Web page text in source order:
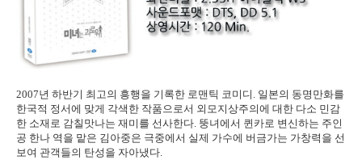
2007년 하반기 최고의 흥행을 기록한 로맨틱 코미디. 일본의 동명만화를
한국적 정서에 맞게 각색한 작품으로서 외모지상주의에 대한 다소 민감
한 소재로 감칠맛나는 재미를 선사한다. 뚱녀에서 퀸카로 변신하는 주인
공 한나 역을 맡은 김아중은 극중에서 실제 가수에 버금가는 가창력을 선
보여 관객들의 탄성을 자아냈다.